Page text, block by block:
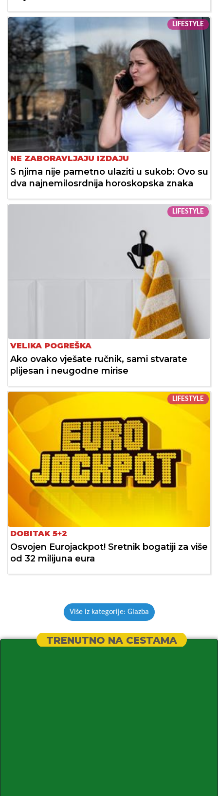
LIFESTYLE
NE ZABORAVLJAJU IZDAJU
S njima nije pametno ulaziti u sukob: Ovo su
dva najnemilosrdnija horoskopska znaka
LIFESTYLE
VELIKA POGREŠKA
Ako ovako vješate ručnik, sami stvarate
plijesan i neugodne mirise
LIFESTYLE
DOBITAK 5+2
Osvojen Eurojackpot! Sretnik bogatiji za više
od 32 milijuna eura
Više iz kategorije: Glazba
TRENUTNO NA CESTAMA